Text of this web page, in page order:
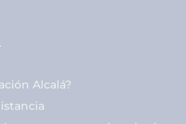
Alcalá?